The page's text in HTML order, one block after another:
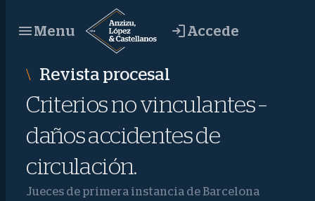
contenido
Menu Accede
Revista procesal
Criterios no vinculantes –
daños accidentes de
circulación.
Jueces de primera instancia de Barcelona